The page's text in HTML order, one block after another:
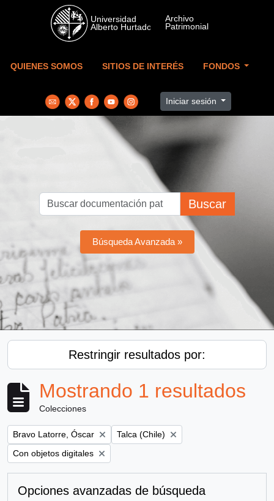
Skip to main content
QUIENES SOMOS SITIOS DE INTERÉS FONDOS
Iniciar sesión
Buscar
Búsqueda Avanzada »
Restringir resultados por:
Mostrando 1 resultados
Colecciones
Remove filter:
Bravo Latorre, Óscar Remove filter:
Talca (Chile)
Remove filter:
Con objetos digitales
Opciones avanzadas de búsqueda